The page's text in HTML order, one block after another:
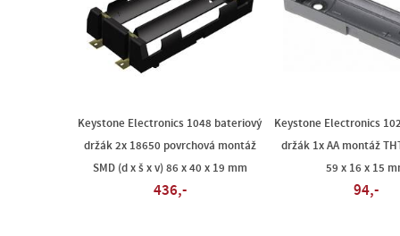
Keystone Electronics 1048 bateriový
držák 2x 18650 povrchová montáž
SMD (d x š x v) 86 x 40 x 19 mm
436,-
Keystone Electronics
držák 1x AA montáž
59 x 16 x 15
94,-